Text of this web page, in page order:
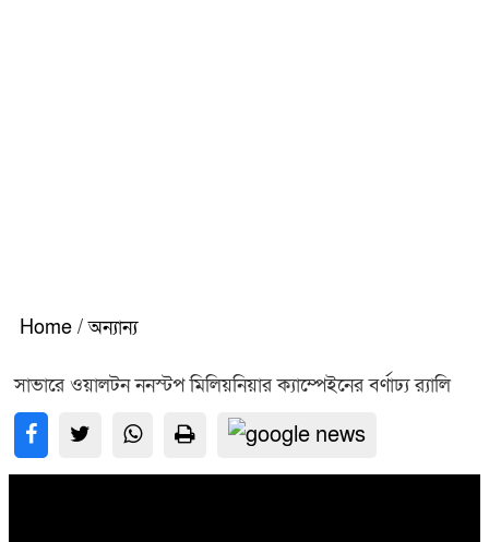
Home / অন্যান্য
সাভারে ওয়ালটন ননস্টপ মিলিয়নিয়ার ক্যাম্পেইনের বর্ণাঢ্য র‍্যালি